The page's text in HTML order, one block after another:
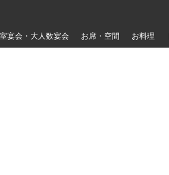
宴会・大人数宴会 お席・空間 お料理